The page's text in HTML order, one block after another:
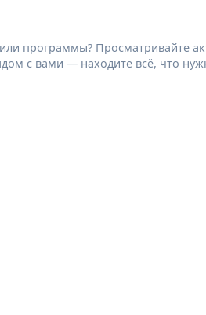
программы? Просматривайте
с вами — находите всё, что